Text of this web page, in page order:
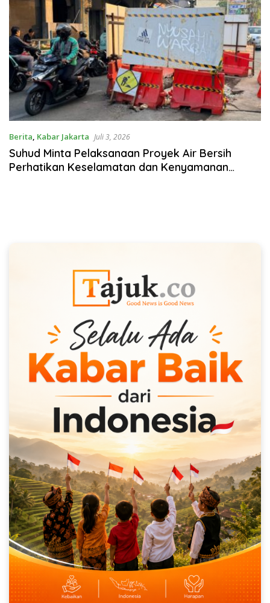
Berita, Kabar Jakarta Juli 3, 2026
Suhud Minta Pelaksanaan Proyek Air Bersih
Perhatikan Keselamatan dan Kenyamanan